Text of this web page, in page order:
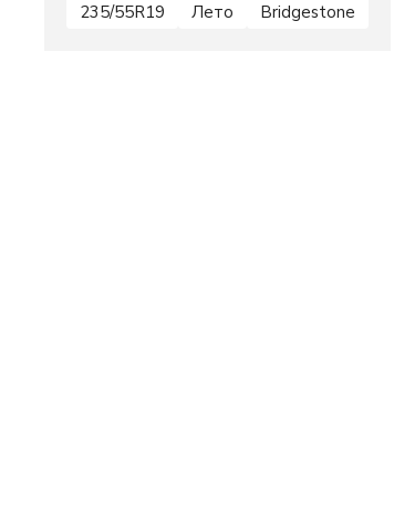
235/55R19 Лето Bridgestone